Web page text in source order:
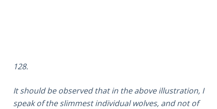
128.
It should be observed that in the above illustration, I
speak of the slimmest individual wolves, and not of